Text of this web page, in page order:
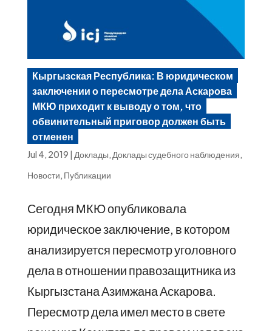
Кыргызская Республика: В юридическом
заключении о пересмотре дела Аскарова
МКЮ приходит к выводу о том, что
обвинительный приговор должен быть
отменен
Jul 4, 2019 | Доклады, Доклады судебного наблюдения,
Новости, Публикации
Сегодня МКЮ опубликовала
юридическое заключение, в котором
анализируется пересмотр уголовного
дела в отношении правозащитника из
Кыргызстана Азимжана Аскарова.
Пересмотр дела имел место в свете